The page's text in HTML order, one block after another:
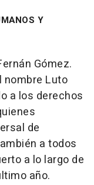
Y
Gómez.
nombre Luto
a los derechos
de
a todos
a lo largo de
año.